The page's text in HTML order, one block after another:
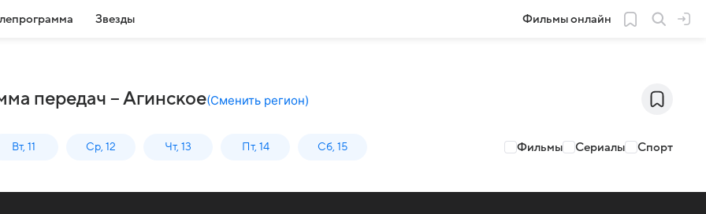
Звезды Фильмы онлайн
передач – Агинское(Сменить регион)
Вт, 11 Ср, 12 Чт, 13 Пт, 14 Сб, 15 Фильмы Сериалы Спорт